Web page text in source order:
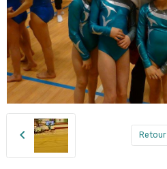
Retour